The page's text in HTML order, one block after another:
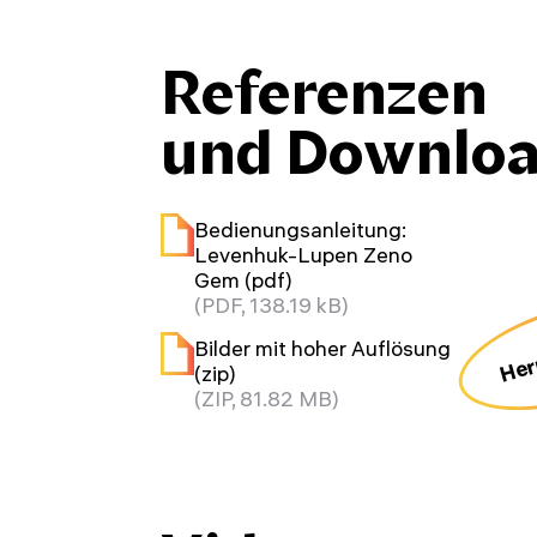
Referenzen
und
Bedienungsanleitung:
Levenhuk-Lupen Zeno
Gem (pdf)
(PDF, 138.19 kB)
Bilder mit hoher Auflösung
(zip)
(ZIP, 81.82 MB)